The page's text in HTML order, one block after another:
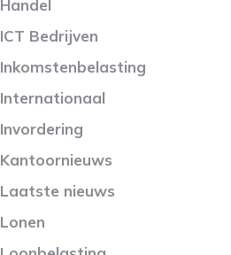
Handel
ICT Bedrijven
Inkomstenbelasting
Internationaal
Invordering
Kantoornieuws
Laatste nieuws
Lonen